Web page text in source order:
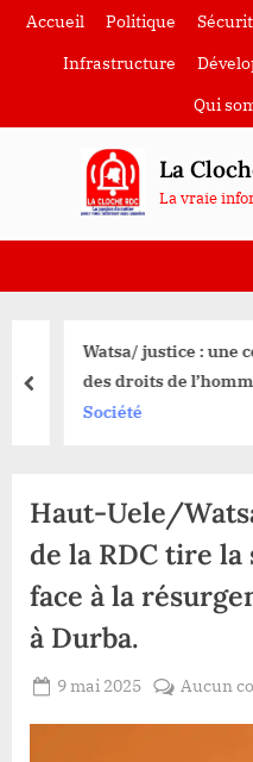
SkipAccueil Politique
Infrastructure
Qui
La
La vraie
Watsa/ justice : une
des droits de l’homme
Société
prev
Haut-Uele/
de la RDC tire la
face à la
à Durba.
Posted
9 mai 2025
Aucun